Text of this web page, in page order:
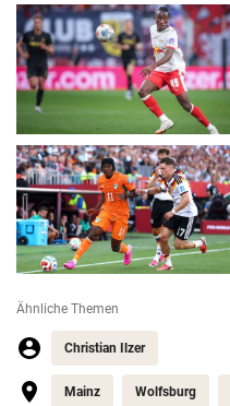
Ähnliche Themen
Christian Ilzer
Mainz Wolfsburg